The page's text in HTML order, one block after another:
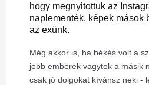
hogy megnyitottuk az
naplementék, képek mások
az exünk.
Még akkor is, ha békés volt a
jobb emberek vagytok a másik
csak jó dolgokat kívánsz neki -